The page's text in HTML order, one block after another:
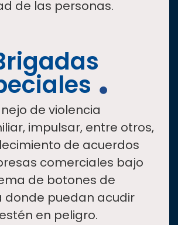
de las personas.
de violencia
impulsar, entre otros,
de acuerdos
comerciales bajo
de botones de
donde puedan acudir
en peligro.